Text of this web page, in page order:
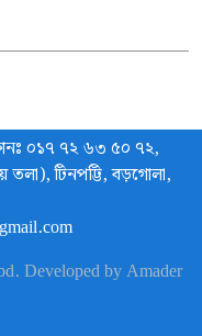
০১৭ ৭২ ৬৩ ৫০ ৭২,
তলা), টিনপট্টি, বড়গোলা,
Developed by Amader